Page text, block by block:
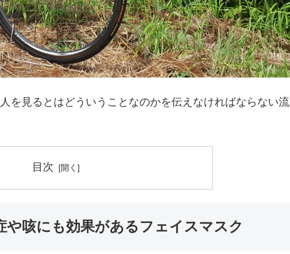
を見るとはどういうことなのかを伝えなければならない流
目次
や咳にも効果があるフェイスマスク